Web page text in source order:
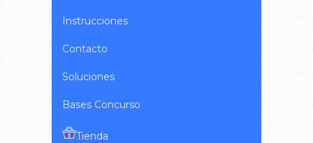
Instrucciones
Contacto
Soluciones
Bases Concurso
Tienda